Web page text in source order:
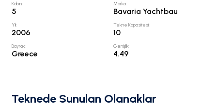
Kabin:
5
Marka:
Bavaria Yachtbau
Yıl:
2006
Tekne Kapasitesi:
10
Bayrak:
Greece
Genişlik:
4.49
Teknede Sunulan Olanaklar